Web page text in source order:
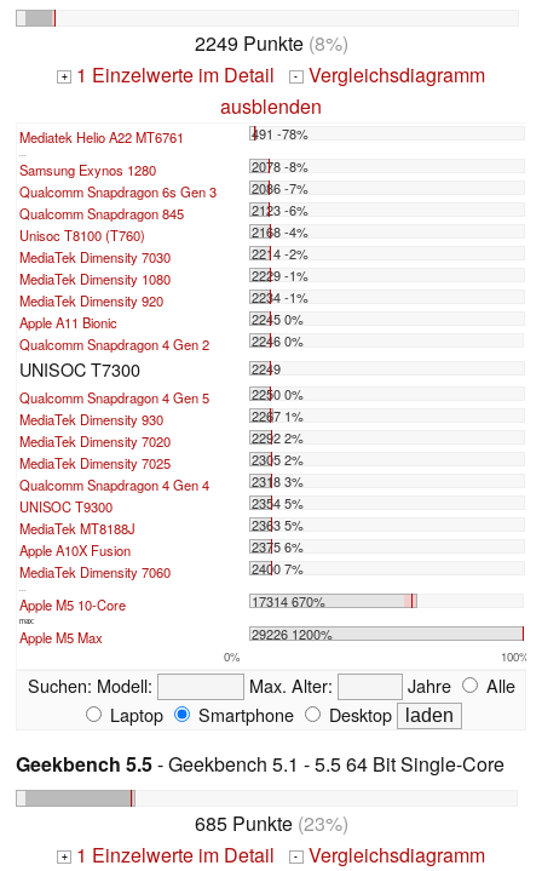
2249 Punkte(8%)
+ 1 Einzelwerte im Detail - Vergleichsdiagramm
ausblenden
Mediatek Helio A22 MT6761 491 -78%
...
Samsung Exynos 1280
2078 -8%
Qualcomm Snapdragon 6s Gen 3
2086 -7%
Qualcomm Snapdragon 845
2123 -6%
Unisoc T8100 (T760)
2168 -4%
MediaTek Dimensity 7030
2214 -2%
MediaTek Dimensity 1080
2229 -1%
MediaTek Dimensity 920
2234 -1%
Apple A11 Bionic
2245 0%
Qualcomm Snapdragon 4 Gen 2
2246 0%
UNISOC T7300
2249
Qualcomm Snapdragon 4 Gen 5
2250 0%
MediaTek Dimensity 930
2267 1%
MediaTek Dimensity 7020
2292 2%
MediaTek Dimensity 7025
2305 2%
Qualcomm Snapdragon 4 Gen 4
2318 3%
UNISOC T9300
2354 5%
MediaTek MT8188J
2363 5%
Apple A10X Fusion
2375 6%
MediaTek Dimensity 7060
2400 7%
...
Apple M5 10-Core 17314 670%
max:
Apple M5 Max 29226 1200%
0% 100%
Suchen: Modell: Max. Alter: Jahre
Alle
Laptop
Smartphone Desktop
Geekbench 5.5- Geekbench 5.1 - 5.5 64 Bit Single-Core
685 Punkte(23%)
+ 1 Einzelwerte im Detail - Vergleichsdiagramm